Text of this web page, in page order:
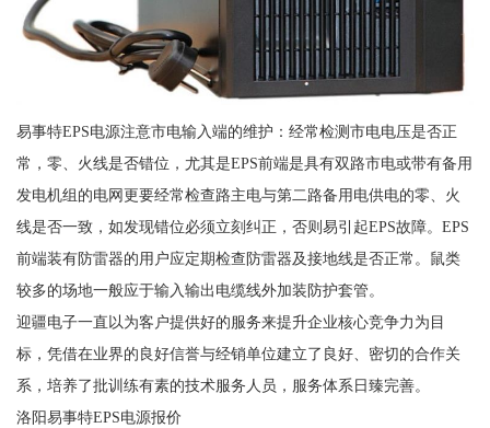
易事特EPS电源注意市电输入端的维护：经常检测市电电压是否正
常，零、火线是否错位，尤其是EPS前端是具有双路市电或带有备用
发电机组的电网更要经常检查路主电与第二路备用电供电的零、火
线是否一致，如发现错位必须立刻纠正，否则易引起EPS故障。EPS
前端装有防雷器的用户应定期检查防雷器及接地线是否正常。鼠类
较多的场地一般应于输入输出电缆线外加装防护套管。
迎疆电子一直以为客户提供好的服务来提升企业核心竞争力为目
标，凭借在业界的良好信誉与经销单位建立了良好、密切的合作关
系，培养了批训练有素的技术服务人员，服务体系日臻完善。
洛阳易事特EPS电源报价